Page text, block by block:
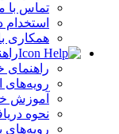
تماس با
استخدام
همکاری
راهنمای
آموزش
نحوه
رویه‌های